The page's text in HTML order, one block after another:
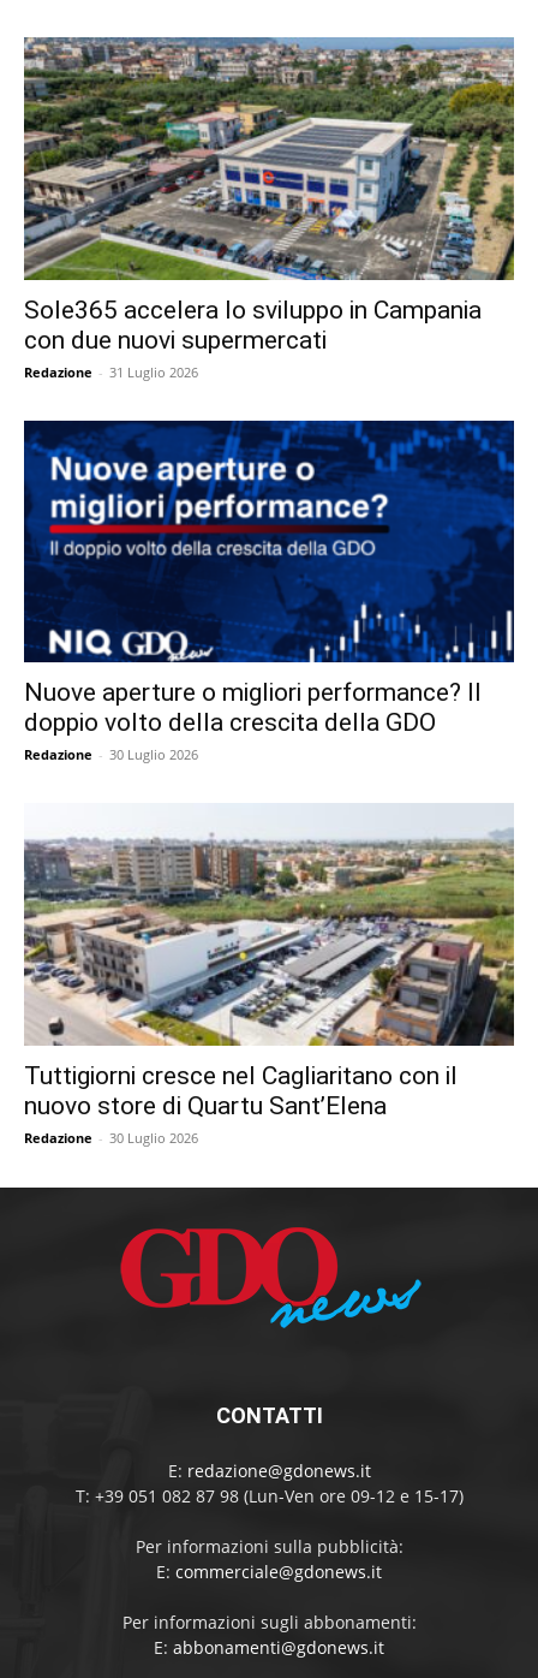
Sole365 accelera lo sviluppo in Campania
con due nuovi supermercati
Redazione - 31 Luglio 2026
Nuove aperture o migliori performance? Il
doppio volto della crescita della GDO
Redazione - 30 Luglio 2026
Tuttigiorni cresce nel Cagliaritano con il
nuovo store di Quartu Sant’Elena
Redazione - 30 Luglio 2026
CONTATTI
E: redazione@gdonews.it
T: +39 051 082 87 98 (Lun-Ven ore 09-12 e 15-17)
Per informazioni sulla pubblicità:
E: commerciale@gdonews.it
Per informazioni sugli abbonamenti:
E: abbonamenti@gdonews.it